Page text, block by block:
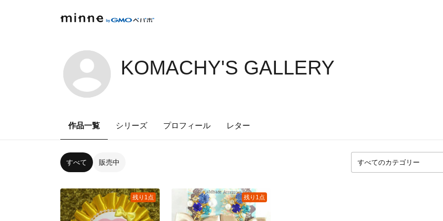
KOMACHY'S GALLERY
作品一覧 シリーズ プロフィール レター
すべて 販売中
残り1点 残り1点